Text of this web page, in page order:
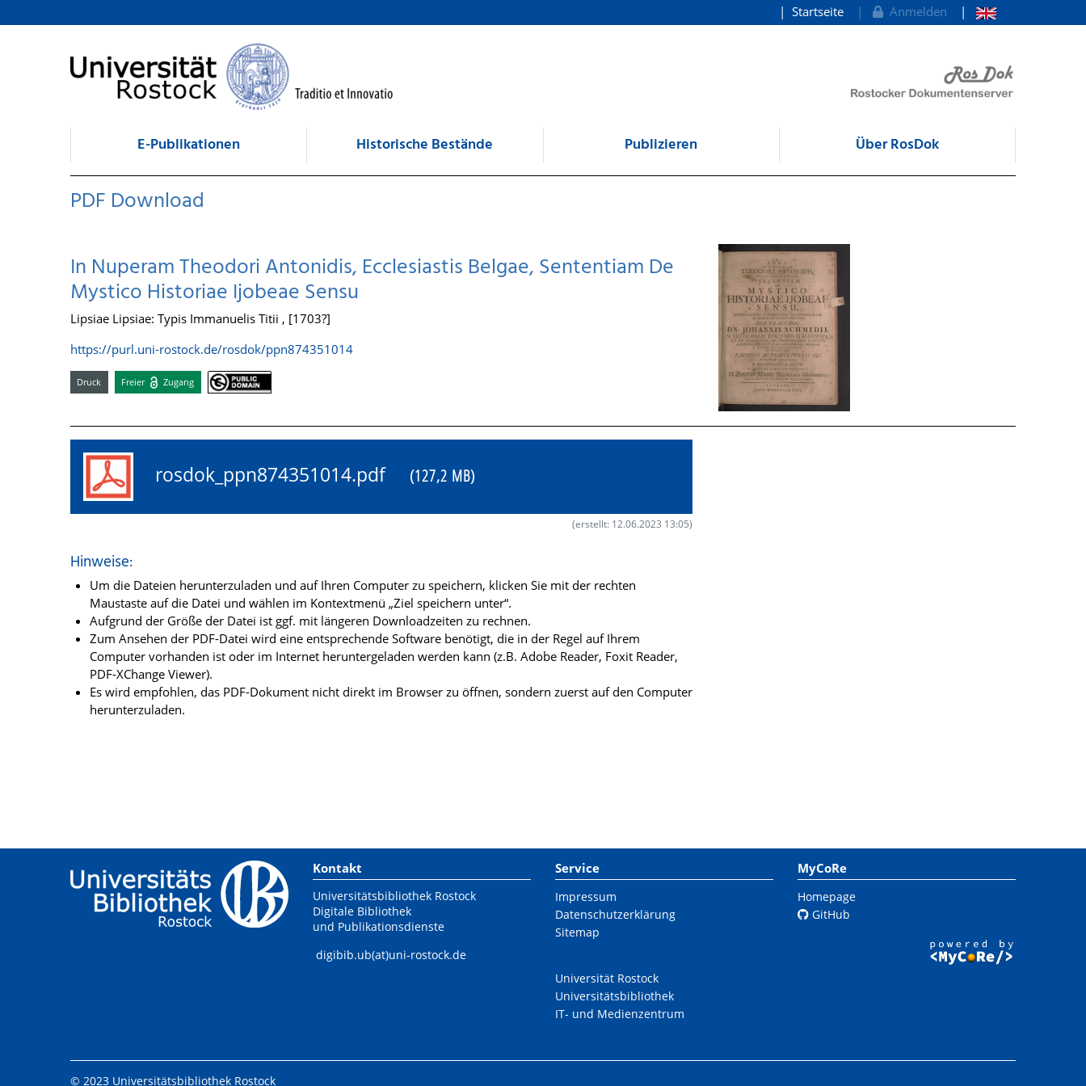
zum Inhalt
Startseite Anmelden
E-Publikationen Historische Bestände Publizieren Über RosDok
PDF Download
In Nuperam Theodori Antonidis, Ecclesiastis Belgae, Sententiam De
Mystico Historiae Ijobeae Sensu
Lipsiae Lipsiae: Typis Immanuelis Titii , [1703?]
https://purl.uni-rostock.de/rosdok/ppn874351014
Druck Freier Zugang
rosdok_ppn874351014.pdf (127,2 MB)
(erstellt: 12.06.2023 13:05)
Hinweise:
Um die Dateien herunterzuladen und auf Ihren Computer zu speichern, klicken Sie mit der rechten
Maustaste auf die Datei und wählen im Kontextmenü „Ziel speichern unter“.
Aufgrund der Größe der Datei ist ggf. mit längeren Downloadzeiten zu rechnen.
Zum Ansehen der PDF-Datei wird eine entsprechende Software benötigt, die in der Regel auf Ihrem
Computer vorhanden ist oder im Internet heruntergeladen werden kann (z.B. Adobe Reader, Foxit Reader,
PDF-XChange Viewer).
Es wird empfohlen, das PDF-Dokument nicht direkt im Browser zu öffnen, sondern zuerst auf den Computer
herunterzuladen.
Kontakt
Universitätsbibliothek Rostock
Digitale Bibliothek
und Publikationsdienste
digibib.ub(at)uni-rostock.de
Service
Impressum
Datenschutzerklärung
Sitemap
Universität Rostock
Universitätsbibliothek
IT- und Medienzentrum
MyCoRe
Homepage
GitHub
© 2023 Universitätsbibliothek Rostock